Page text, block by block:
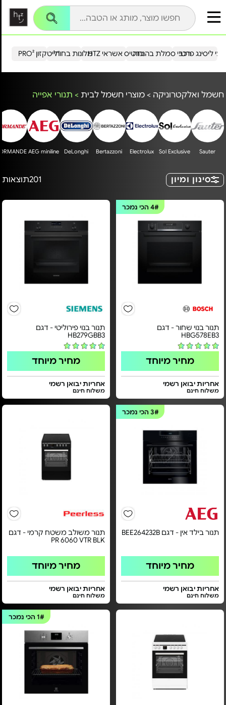
הייטקזון PRO²מלונות בחו"ל כרטיס אשראי HTZ ליסינג פרטירכבי סמלת בהנחה
חשמל ואלקטרוניקה > מוצרי חשמל לבית > תנורי אפייה
Sauter
Sol Exclusive
Electrolux
Bertazzoni
DeLonghi
AEG miniline
סינון ומיון 201תוצאות
4#הכי נמכר
תנור בנוי שחור - דגם
HBG578EB3
מחיר מיוחד
אחריות יבואן רשמי
משלוח חינם
תנור בנוי פירוליטי - דגם
HB279GBB3
מחיר מיוחד
אחריות יבואן רשמי
משלוח חינם
3#הכי נמכר
תנור בילד אין - דגם BEE264232B
מחיר מיוחד
אחריות יבואן רשמי
משלוח חינם
תנור משולב משטח קרמי - דגם
PR 6060 VTR BLK
מחיר מיוחד
אחריות יבואן רשמי
משלוח חינם
1#הכי נמכר